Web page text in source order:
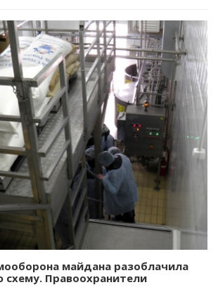
майдана разоблачила
схему. Правоохранители